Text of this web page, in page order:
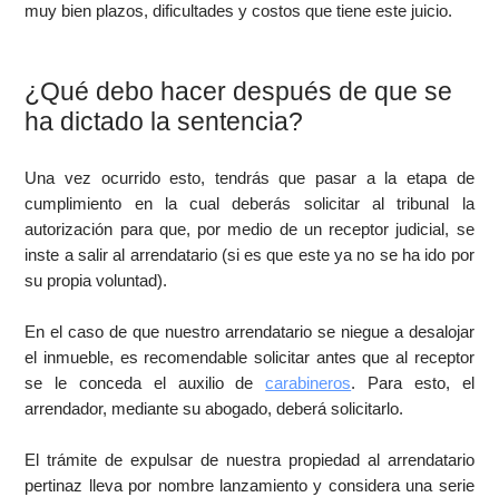
muy bien plazos, dificultades y costos que tiene este juicio.
¿Qué debo hacer después de que se
ha dictado la sentencia?
Una vez ocurrido esto, tendrás que pasar a la etapa de
cumplimiento en la cual deberás solicitar al tribunal la
autorización para que, por medio de un receptor judicial, se
inste a salir al arrendatario (si es que este ya no se ha ido por
su propia voluntad).
En el caso de que nuestro arrendatario se niegue a desalojar
el inmueble, es recomendable solicitar antes que al receptor
se le conceda el auxilio decarabineros. Para esto, el
arrendador, mediante su abogado, deberá solicitarlo.
El trámite de expulsar de nuestra propiedad al arrendatario
pertinaz lleva por nombre lanzamiento y considera una serie